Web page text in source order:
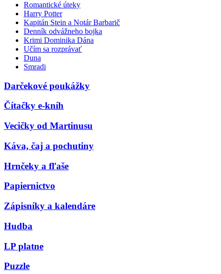
Romantické úteky
Harry Potter
Kapitán Stein a Notár Barbarič
Denník odvážneho bojka
Krimi Dominika Dána
Učím sa rozprávať
Duna
Smradi
Darčekové poukážky
Čítačky e-kníh
Vecičky od Martinusu
Káva, čaj a pochutiny
Hrnčeky a fľaše
Papiernictvo
Zápisníky a kalendáre
Hudba
LP platne
Puzzle